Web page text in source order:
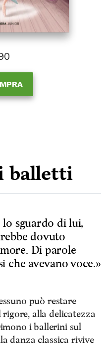
balletti
sguardo di lui,
dovuto
Di parole
che avevano voce.»
può restare
alla delicatezza
i ballerini sul
danza classica rivive